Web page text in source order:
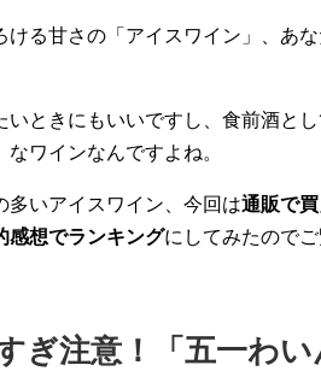
ける甘さの「アイスワイン」、あ
いときにもいいですし、食前酒と
ワインなんですよね。
多いアイスワイン、今回は通販で
感想でランキングにしてみたので
注意！「五一わい